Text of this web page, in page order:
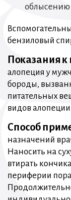
облысению
бензиловый
Показания
алопеция у
бороды,
питательных
видов
Способ
назначений
Наносить на
втирать
периферии